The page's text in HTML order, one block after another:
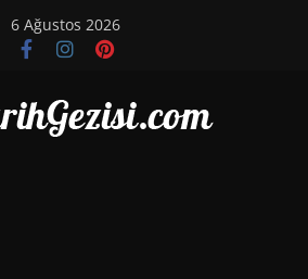
6 Ağustos 2026